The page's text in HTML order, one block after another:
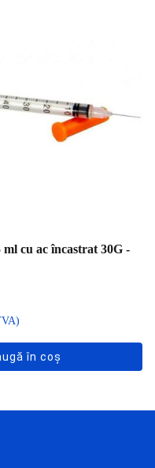
cu ac încastrat 30G -
în coș